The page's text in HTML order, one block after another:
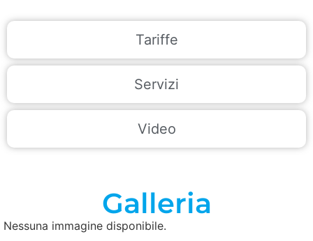
Tariffe
Servizi
Video
Galleria
Nessuna immagine disponibile.